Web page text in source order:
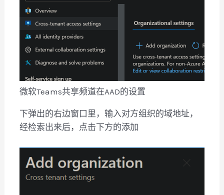
微软Teams共享频道在AAD的设置
下弹出的右边窗口里，输入对方组织的域地址，
经检索出来后，点击下方的添加